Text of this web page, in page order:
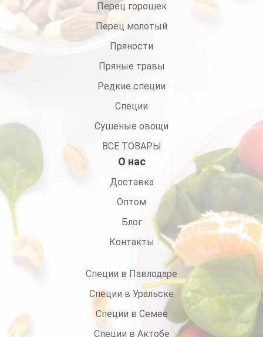
Перец горошек
Перец молотый
Пряности
Пряные травы
Редкие специи
Специи
Сушеные овощи
ВСЕ ТОВАРЫ
О нас
Доставка
Оптом
Блог
Контакты
Специи в Павлодаре
Специи в Уральске
Специи в Семее
Специи в Актобе